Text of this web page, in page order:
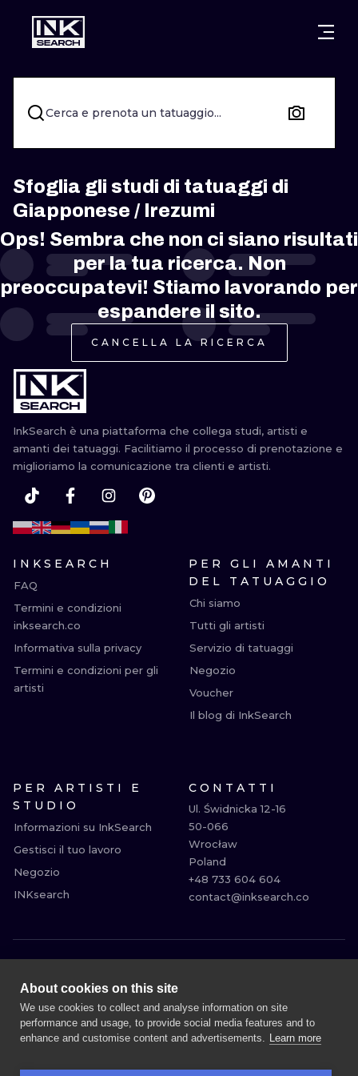
CITTÀ WARSAW
CRACOW WROCLAW
BERLIN LONDON
HEIDELBERG EDINBURGH
MANCHESTER AMSTERDAM
PRAGUE VIENNA
ATHENS BUDAPEST
STILI
LETTERING
NEW
SURREALISM
TRIBAL
JAPANESE
CARTOONS
ILUSTRATION
UV
Cerca e prenota un tatuaggio...
Sfoglia gli studi di tatuaggi di
Giapponese / Irezumi
Ops! Sembra che non ci siano risultati
per la tua ricerca. Non
preoccupatevi! Stiamo lavorando per
espandere il sito.
CANCELLA LA RICERCA
InkSearch è una piattaforma che collega studi, artisti e
amanti dei tatuaggi. Facilitiamo il processo di prenotazione e
miglioriamo la comunicazione tra clienti e artisti.
INKSEARCH
FAQ
Termini e condizioni
inksearch.co
Informativa sulla privacy
Termini e condizioni per gli
artisti
PER GLI AMANTI
DEL TATUAGGIO
Chi siamo
Tutti gli artisti
Servizio di tatuaggi
Negozio
Voucher
Il blog di InkSearch
PER ARTISTI E
STUDIO
Informazioni su InkSearch
Gestisci il tuo lavoro
Negozio
INKsearch
CONTATTI
Ul. Świdnicka 12-16
50-066
Wrocław
Poland
+48 733 604 604
contact@inksearch.co
MILANO
BOLOGNA
BARI
FIRENZE
VENEZIA
VIENNA
ATENE
About cookies on this site
We use cookies to collect and analyse information on site
performance and usage, to provide social media features and to
enhance and customise content and advertisements. Learn more